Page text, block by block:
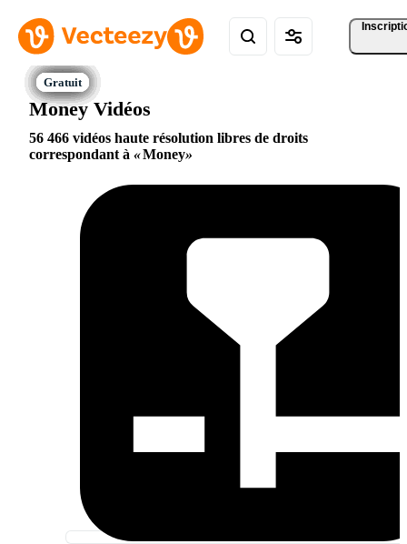
Money Vidéos
56 466 vidéos haute résolution libres de droits
correspondant à
Money